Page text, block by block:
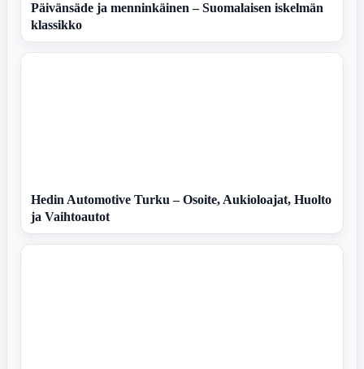
Päivänsäde ja menninkäinen – Suomalaisen iskelmän
klassikko
Hedin Automotive Turku – Osoite, Aukioloajat, Huolto
ja Vaihtoautot